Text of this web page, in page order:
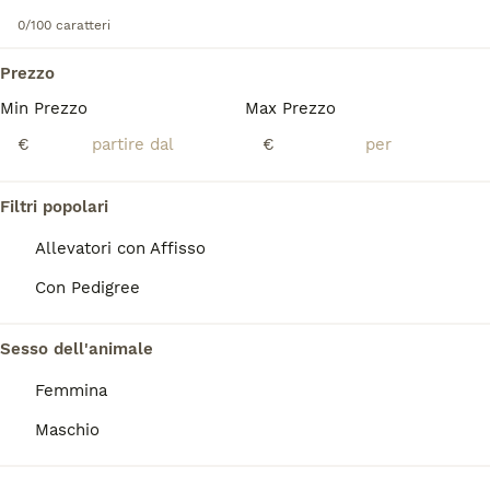
0/100 caratteri
Prezzo
Min Prezzo
€
Max Prezzo
€
Filtri popolari
Allevatori con Affisso
Con Pedigree
Sesso dell'animale
Femmina
Maschio
Sesso
Bentivoglio (68.9km)